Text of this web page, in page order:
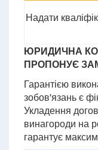
Надати
ЮРИДИЧНА
ПРОПОНУЄ
Гарантією
зобов'язань є
Укладення
винагороди на
гарантує